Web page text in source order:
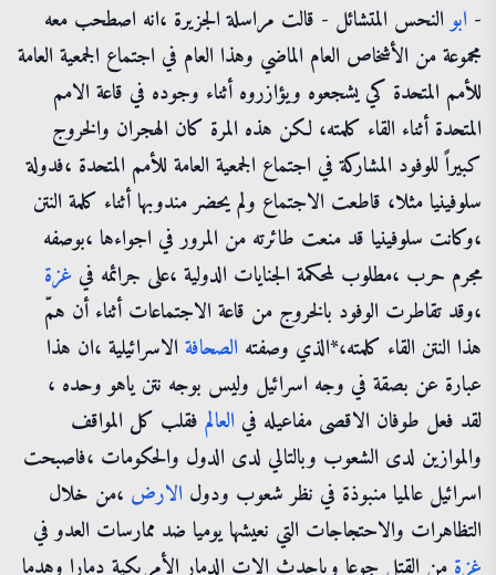
- ابوالنحس المتشائل - قالت مراسلة الجزيرة ،انه اصطحب معه
مجموعة من الأشخاص العام الماضي وهذا العام في اجتماع الجمعية العامة
للأمم المتحدة كي يشجعوه ويؤازروه أثناء وجوده في قاعة الامم
المتحدة أثناء القاء كلمته، لكن هذه المرة كان الهجران والخروج
كبيراً للوفود المشاركة في اجتماع الجمعية العامة للأمم المتحدة ،فدولة
سلوفينيا مثلا، قاطعت الاجتماع ولم يحضر مندوبها أثناء كلمة النتن
،وكانت سلوفينيا قد منعت طائرته من المرور في اجواءها ،بوصفه
مجرم حرب ،مطلوب لمحكمة الجنايات الدولية ،على جرائمه في غزة
،وقد تقاطرت الوفود بالخروج من قاعة الاجتماعات أثناء أن همّ
هذا النتن القاء كلمته،*الذي وصفته الصحافة الاسرائيلية ،ان هذا
عبارة عن بصقة في وجه اسرائيل وليس بوجه نتن ياهو وحده ،
لقد فعل طوفان الاقصى مفاعيله في العالم فقلب كل المواقف
والموازين لدى الشعوب وبالتالي لدى الدول والحكومات ،فاصبحت
اسرائيل عالميا منبوذة في نظر شعوب ودول الارض ،من خلال
التظاهرات والاحتجاجات التي نعيشها يوميا ضد ممارسات العدو في
غزة من القتل جوعا وباحدث الات الدمار الأمريكية دمارا وهدما